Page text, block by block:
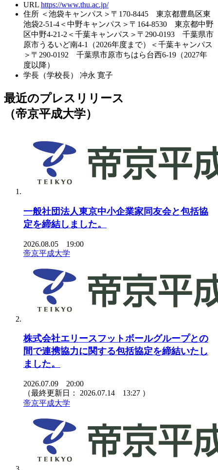
URL https://www.thu.ac.jp/
住所 ＜池袋キャンパス＞〒170-8445 東京都豊島区東
池袋2-51-4＜中野キャンパス＞〒164-8530 東京都中野
区中野4-21-2＜千葉キャンパス＞〒290-0193 千葉県市
原市うるいど南4-1（2026年度まで）＜千葉キャンパス
＞〒290-0192 千葉県市原市ちはら台西6-19（2027年
度以降）
学長（学校長）
冲永 寛子
最近のプレスリリース
（帝京平成大学）
一般社団法人東京中小企業家同友会と包括協
定を締結しました。
2026.08.05 19:00
帝京平成大学
株式会社エリースフットボールグループとの
間で連携協力に関する包括協定を締結いたし
ました。
2026.07.09 20:00
（最終更新日： 2026.07.14 13:27 ）
帝京平成大学